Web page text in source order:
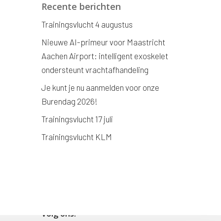
Recente berichten
Trainingsvlucht 4 augustus
Nieuwe AI-primeur voor Maastricht
Aachen Airport: intelligent exoskelet
ondersteunt vrachtafhandeling
Je kunt je nu aanmelden voor onze
Burendag 2026!
Trainingsvlucht 17 juli
Trainingsvlucht KLM
Volg ons!